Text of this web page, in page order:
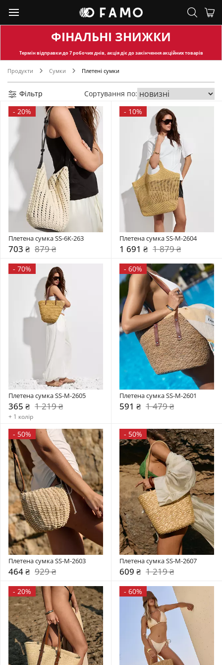
ФІНАЛЬНІ ЗНИЖКИ
Термін відправкидо 7 робочих днів, акція діє до закінчення акційних товарів
Продукти Сумки Плетені сумки
Фільтр
Сортування по:
- 20%
Плетена сумка SS-6К-263
703 ₴ 879 ₴
- 10%
Плетена сумка SS-M-2604
1 691 ₴ 1 879 ₴
- 70%
Плетена сумка SS-M-2605
365 ₴ 1 219 ₴
+ 1 колір
- 60%
Плетена сумка SS-M-2601
591 ₴ 1 479 ₴
- 50%
Плетена сумка SS-M-2603
464 ₴ 929 ₴
- 50%
Плетена сумка SS-M-2607
609 ₴ 1 219 ₴
- 20% - 60%